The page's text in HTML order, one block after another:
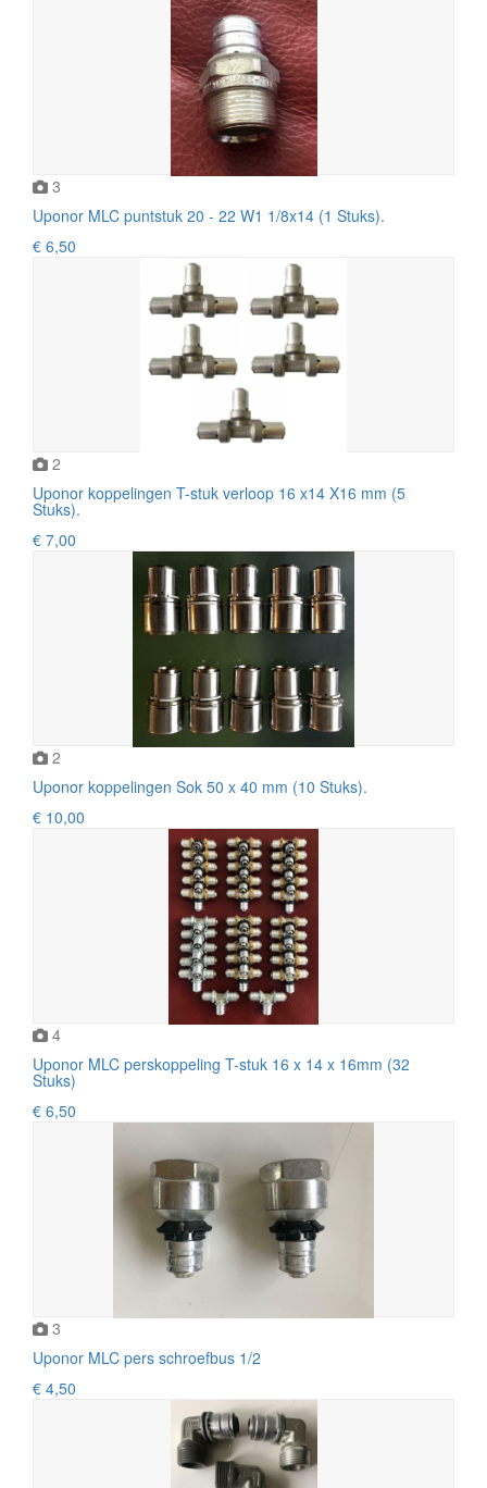
3
Uponor MLC puntstuk 20 - 22 W1 1/8x14 (1 Stuks).
€ 6,50
2
Uponor koppelingen T-stuk verloop 16 x14 X16 mm (5
Stuks).
€ 7,00
2
Uponor koppelingen Sok 50 x 40 mm (10 Stuks).
€ 10,00
4
Uponor MLC perskoppeling T-stuk 16 x 14 x 16mm (32
Stuks)
€ 6,50
3
Uponor MLC pers schroefbus 1/2
€ 4,50